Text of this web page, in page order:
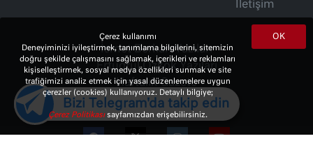
İletişim
İsmet Berkan Yazıları
Ertuğrul Özkök Yazıları
Haftalık Gazete
OK
Çerez kullanımı
Deneyiminizi iyileştirmek, tanımlama bilgilerini, sitemizin
doğru şekilde çalışmasını sağlamak, içerikleri ve reklamları
kişiselleştirmek, sosyal medya özellikleri sunmak ve site
trafiğimizi analiz etmek için yasal düzenlemelere uygun
çerezler (cookies) kullanıyoruz. Detaylı bilgiye;
Çerez Politikasısayfamızdan erişebilirsiniz.
Bizi Telegram'da takip edin